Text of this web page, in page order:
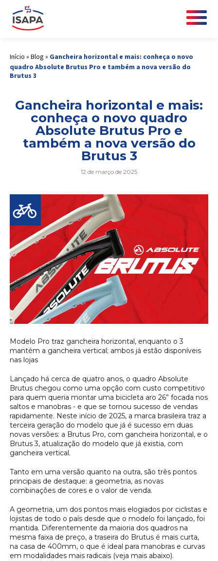
Início » Blog » Gancheira horizontal e mais: conheça o novo
quadro Absolute Brutus Pro e também a nova versão do
Brutus 3
Gancheira horizontal e mais:
conheça o novo quadro
Absolute Brutus Pro e
também a nova versão do
Brutus 3
12 de março de 2025
Modelo Pro traz gancheira horizontal, enquanto o 3
mantém a gancheira vertical; ambos já estão disponíveis
nas lojas
Lançado há cerca de quatro anos, o quadro Absolute
Brutus chegou como uma opção com custo competitivo
para quem queria montar uma bicicleta aro 26” focada nos
saltos e manobras - e que se tornou sucesso de vendas
rapidamente. Neste início de 2025, a marca brasileira traz a
terceira geração do modelo que já é sucesso em duas
novas versões: a Brutus Pro, com gancheira horizontal, e o
Brutus 3, atualização do modelo que já existia, com
gancheira vertical.
Tanto em uma versão quanto na outra, são três pontos
principais de destaque: a geometria, as novas
combinações de cores e o valor de venda.
A geometria, um dos pontos mais elogiados por ciclistas e
lojistas de todo o país desde que o modelo foi lançado, foi
mantida. Diferentemente da maioria dos quadros na
mesma faixa de preço, a traseira do Brutus é mais curta,
na casa de 400mm, o que é ideal para manobras e curvas
em modalidades mais radicais (veja mais abaixo).